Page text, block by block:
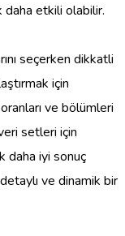
daha etkili olabilir.
seçerken dikkatli
için
ve bölümleri
setleri için
daha iyi sonuç
ve dinamik bir